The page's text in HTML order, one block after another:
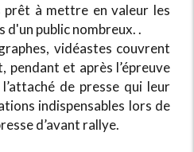
prêt à mettre en valeur les
d'un public nombreux. .
vidéastes couvrent
pendant et après l’épreuve
de presse qui leur
indispensables lors de
d’avant rallye.